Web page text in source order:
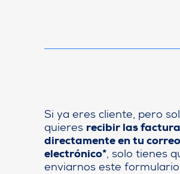
Si ya eres cliente, pero
quieres recibir las
directamente en tu correo
electrónico*, solo tienes
enviarnos este